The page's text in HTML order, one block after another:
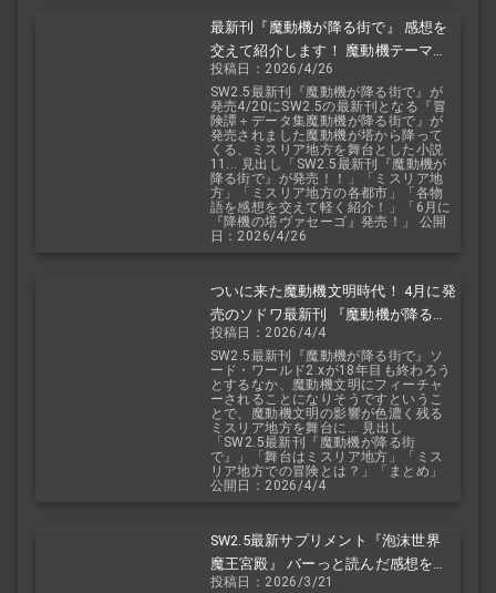
最新刊『魔動機が降る街で』 感想を
交えて紹介します！ 魔動機テーマの
小説！ おもしろいデータも多数！
投稿日：2026/4/26
SW2.5最新刊『魔動機が降る街で』が
発売4/20にSW2.5の最新刊となる『冒
険譚＋データ集魔動機が降る街で』が
発売されました魔動機が塔から降って
くる、ミスリア地方を舞台とした小説
11... 見出し「SW2.5最新刊『魔動機が
降る街で』が発売！！」「ミスリア地
方」「ミスリア地方の各都市」「各物
語を感想を交えて軽く紹介！」「6月に
『降機の塔ヴァセーゴ』発売！」 公開
日：2026/4/26
ついに来た魔動機文明時代！ 4月に発
売のソドワ最新刊 『魔動機が降る街
で』 紹介・予想・考察！
投稿日：2026/4/4
SW2.5最新刊『魔動機が降る街で』ソ
ード・ワールド2.xが18年目も終わろう
とするなか、魔動機文明にフィーチャ
ーされることになりそうですというこ
とで、魔動機文明の影響が色濃く残る
ミスリア地方を舞台に... 見出し
「SW2.5最新刊『魔動機が降る街
で』」「舞台はミスリア地方」「ミス
リア地方での冒険とは？」「まとめ」
公開日：2026/4/4
SW2.5最新サプリメント『泡沫世界
魔王宮殿』 バーっと読んだ感想を交
えて紹介します！！
投稿日：2026/3/21